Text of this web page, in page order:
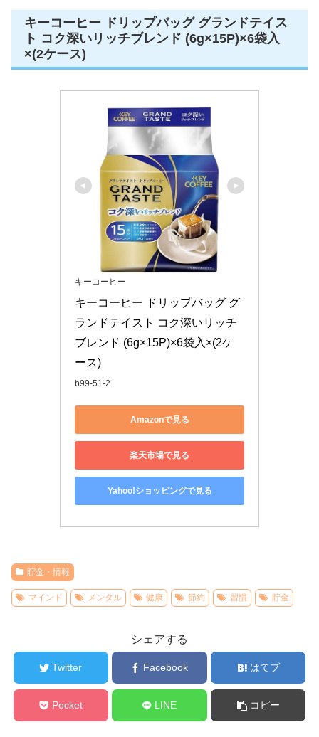
キーコーヒー ドリップバッグ グランドテイス
ト コク深いリッチブレンド (6g×15P)×6袋入
×(2ケース)
キーコーヒー
キーコーヒー ドリップバッグ グ
ランドテイスト コク深いリッチ
ブレンド (6g×15P)×6袋入×(2ケ
ース)
b99-51-2
Amazonで見る
楽天市場で見る
Yahoo!ショッピングで見る
貯金・情報
マインド メンタル 健康 節約 習慣 貯金
シェアする
Twitter Facebook はてブ
Pocket LINE コピー